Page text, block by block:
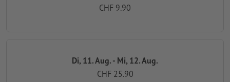
CHF 9.90
Di, 11. Aug. - Mi, 12. Aug.
CHF 25.90